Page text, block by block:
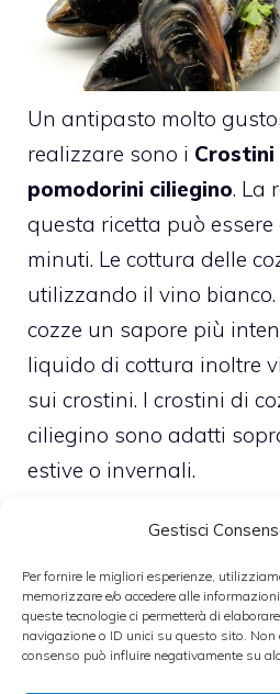
Gestisci
Per fornire le migliori esperienze,
memorizzare e/o accedere alle
queste tecnologie ci permetterà di
navigazione o ID unici su questo sito. Non
consenso può influire negativamente su
Un antipasto molto
realizzare sono i Crostini
pomodorini ciliegino. La
questa ricetta può
minuti. Le cottura delle
utilizzando il vino
cozze un sapore più
liquido di cottura inoltre
sui crostini. I crostini di
ciliegino sono adatti
estive o invernali.
Crostini di finferli e
crema di melanzane.
Categorie
antipasti,Cucina